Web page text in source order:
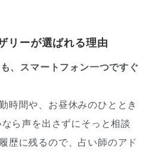
リーが選ばれる理由
、スマートフォン一つですぐ
時間や、お昼休みのひととき
ら声を出さずにそっと相談
歴に残るので、占い師のアド